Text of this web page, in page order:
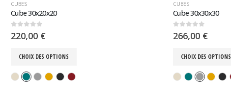
CUBES
Cube 30x20x20
0sur 5
220,00 €
CHOIX DES OPTIONS
CUBES
Cube 30x30x30
0sur 5
266,00 €
CHOIX DES OPTIONS